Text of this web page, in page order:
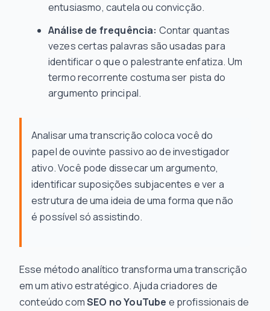
entusiasmo, cautela ou convicção.
Análise de frequência: Contar quantas
vezes certas palavras são usadas para
identificar o que o palestrante enfatiza. Um
termo recorrente costuma ser pista do
argumento principal.
Analisar uma transcrição coloca você do
papel de ouvinte passivo ao de investigador
ativo. Você pode dissecar um argumento,
identificar suposições subjacentes e ver a
estrutura de uma ideia de uma forma que não
é possível só assistindo.
Esse método analítico transforma uma transcrição
em um ativo estratégico. Ajuda criadores de
conteúdo comSEO no YouTube e profissionais de